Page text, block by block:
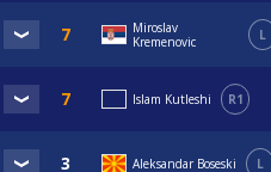
Miroslav
Kremenovic
L
Islam Kutleshi R1
Aleksandar Boseski L